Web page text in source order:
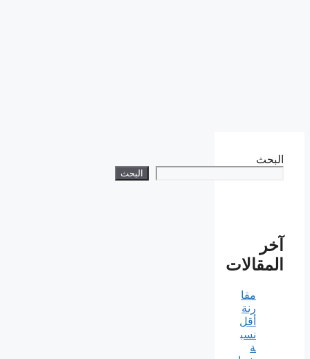
البحث
البحث
آخر
المقالات
مقا
رنة
أقل
نسب
ة